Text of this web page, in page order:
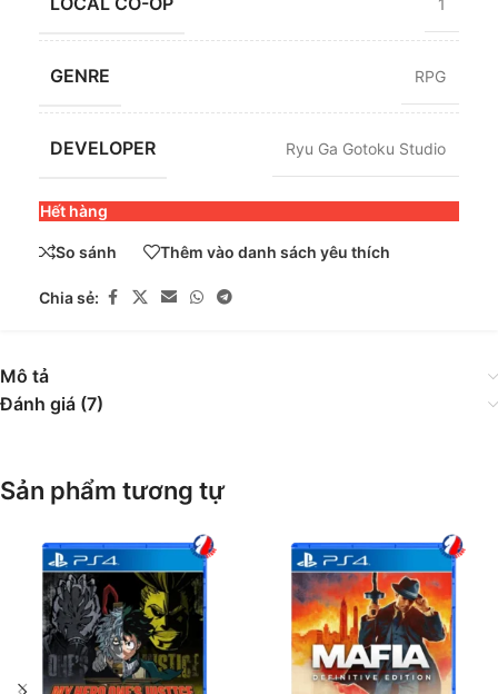
1
GENRE RPG
DEVELOPER Ryu Ga Gotoku Studio
Hết hàng
So sánh Thêm vào danh sách yêu thích
Chia sẻ:
Mô tả
Đánh giá (7)
Sản phẩm tương tự